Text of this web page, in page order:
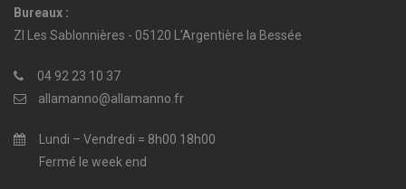
Bureaux :
ZI Les Sablonnières - 05120 L'Argentière la Bessée
04 92 23 10 37
allamanno@allamanno.fr
Lundi – Vendredi = 8h00 18h00
Fermé le week end